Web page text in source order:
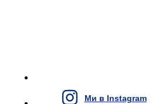
Ми в Instagram